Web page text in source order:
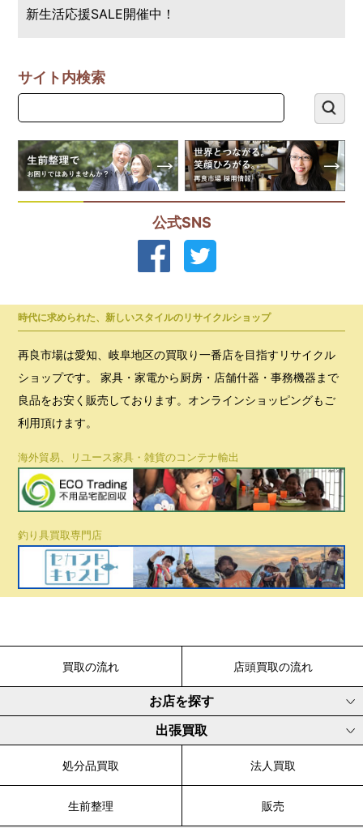
新生活応援SALE開催中！
サイト内検索
公式SNS
時代に求められた、新しいスタイルのリサイクルショップ
再良市場は愛知、岐阜地区の買取り一番店を目指すリサイクル
ショップです。 家具・家電から厨房・店舗什器・事務機器まで
良品をお安く販売しております。オンラインショッピングもご
利用頂けます。
海外貿易、リユース家具・雑貨のコンテナ輸出
釣り具買取専門店
買取の流れ 店頭買取の流れ
お店を探す
出張買取
処分品買取 法人買取
生前整理 販売